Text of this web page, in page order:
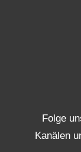
Folge
Kanälen